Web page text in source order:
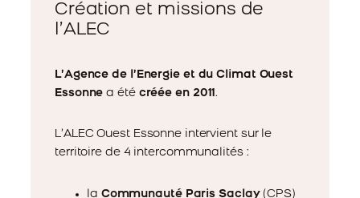
Création et missions de
l’ALEC
L’Agence de l’Energie et du Climat Ouest
Essonne a été créée en 2011.
L’ALEC Ouest Essonne intervient sur le
territoire de 4 intercommunalités :
la Communauté Paris Saclay(CPS)